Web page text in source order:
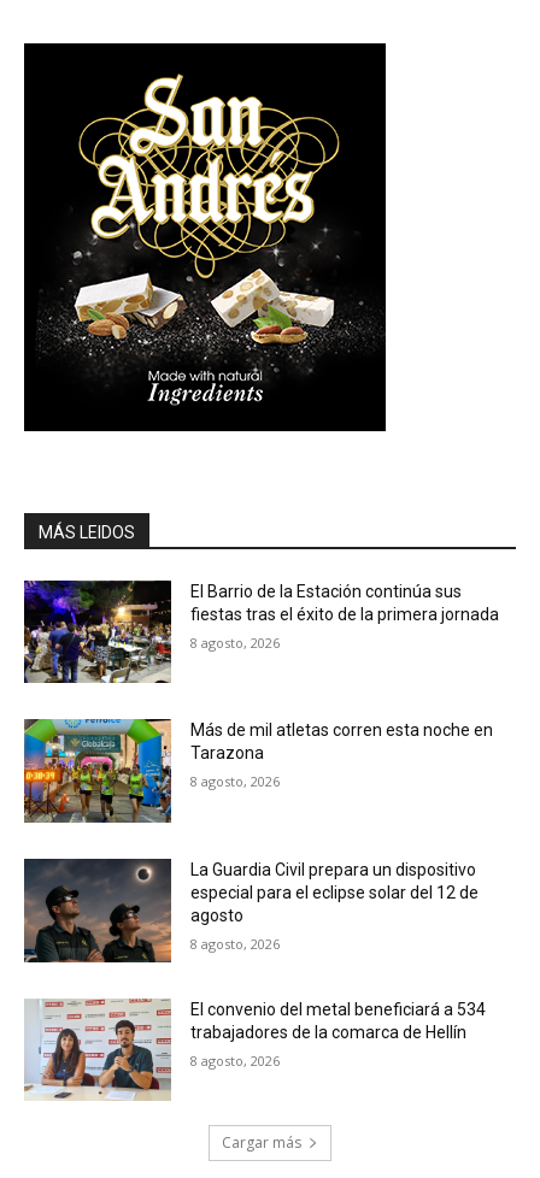
MÁS LEIDOS
El Barrio de la Estación continúa sus
fiestas tras el éxito de la primera jornada
8 agosto, 2026
Más de mil atletas corren esta noche en
Tarazona
8 agosto, 2026
La Guardia Civil prepara un dispositivo
especial para el eclipse solar del 12 de
agosto
8 agosto, 2026
El convenio del metal beneficiará a 534
trabajadores de la comarca de Hellín
8 agosto, 2026
Cargar más